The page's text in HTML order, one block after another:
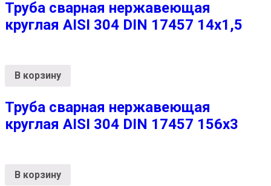
Труба сварная нержавеющая
круглая AISI 304 DIN 17457 14х1,5
В корзину
Труба сварная нержавеющая
круглая AISI 304 DIN 17457 156х3
В корзину